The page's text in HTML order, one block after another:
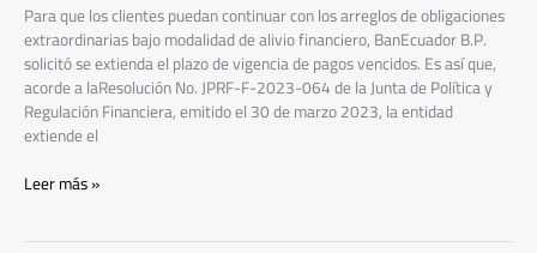
Para que los clientes puedan continuar con los arreglos de obligaciones
extraordinarias bajo modalidad de alivio financiero, BanEcuador B.P.
solicitó se extienda el plazo de vigencia de pagos vencidos. Es así que,
acorde a laResolución No. JPRF-F-2023-064 de la Junta de Política y
Regulación Financiera, emitido el 30 de marzo 2023, la entidad
extiende el
Leer más »